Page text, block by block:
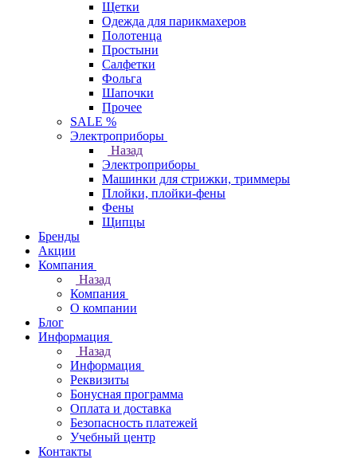
Щетки
Одежда для парикмахеров
Полотенца
Простыни
Салфетки
Фольга
Шапочки
Прочее
SALE %
Электроприборы
Назад
Электроприборы
Машинки для стрижки, триммеры
Плойки, плойки-фены
Фены
Щипцы
Бренды
Акции
Компания
Назад
Компания
О компании
Блог
Информация
Назад
Информация
Реквизиты
Бонусная программа
Оплата и доставка
Безопасность платежей
Учебный центр
Контакты